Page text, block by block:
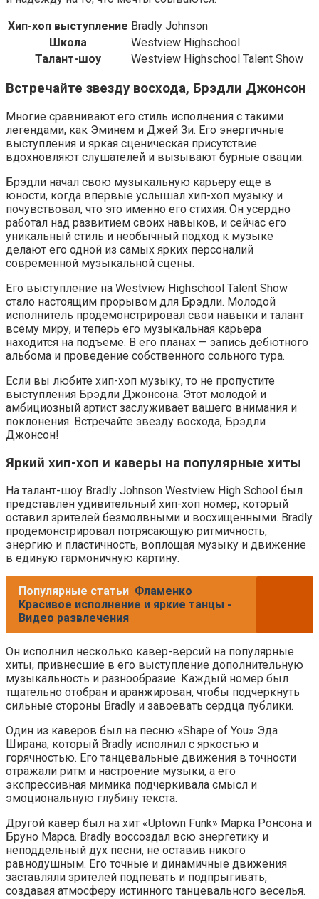
Хип-хоп выступление Bradly Johnson
Школа
Westview Highschool
Талант-шоу
Westview Highschool Talent Show
Встречайте звезду восхода, Брэдли Джонсон
Многие сравнивают его стиль исполнения с такими
легендами, как Эминем и Джей Зи. Его энергичные
выступления и яркая сценическая присутствие
вдохновляют слушателей и вызывают бурные овации.
Брэдли начал свою музыкальную карьеру еще в
юности, когда впервые услышал хип-хоп музыку и
почувствовал, что это именно его стихия. Он усердно
работал над развитием своих навыков, и сейчас его
уникальный стиль и необычный подход к музыке
делают его одной из самых ярких персоналий
современной музыкальной сцены.
Его выступление на Westview Highschool Talent Show
стало настоящим прорывом для Брэдли. Молодой
исполнитель продемонстрировал свои навыки и талант
всему миру, и теперь его музыкальная карьера
находится на подъеме. В его планах — запись дебютного
альбома и проведение собственного сольного тура.
Если вы любите хип-хоп музыку, то не пропустите
выступления Брэдли Джонсона. Этот молодой и
амбициозный артист заслуживает вашего внимания и
поклонения. Встречайте звезду восхода, Брэдли
Джонсон!
Яркий хип-хоп и каверы на популярные хиты
На талант-шоу Bradly Johnson Westview High School был
представлен удивительный хип-хоп номер, который
оставил зрителей безмолвными и восхищенными. Bradly
продемонстрировал потрясающую ритмичность,
энергию и пластичность, воплощая музыку и движение
в единую гармоничную картину.
Популярные статьи Фламенко
Красивое исполнение и яркие танцы -
Видео развлечения
Он исполнил несколько кавер-версий на популярные
хиты, привнесшие в его выступление дополнительную
музыкальность и разнообразие. Каждый номер был
тщательно отобран и аранжирован, чтобы подчеркнуть
сильные стороны Bradly и завоевать сердца публики.
Один из каверов был на песню «Shape of You» Эда
Ширана, который Bradly исполнил с яркостью и
горячностью. Его танцевальные движения в точности
отражали ритм и настроение музыки, а его
экспрессивная мимика подчеркивала смысл и
эмоциональную глубину текста.
Другой кавер был на хит «Uptown Funk» Марка Ронсона и
Бруно Марса. Bradly воссоздал всю энергетику и
неподдельный дух песни, не оставив никого
равнодушным. Его точные и динамичные движения
заставляли зрителей подпевать и подпрыгивать,
создавая атмосферу истинного танцевального веселья.